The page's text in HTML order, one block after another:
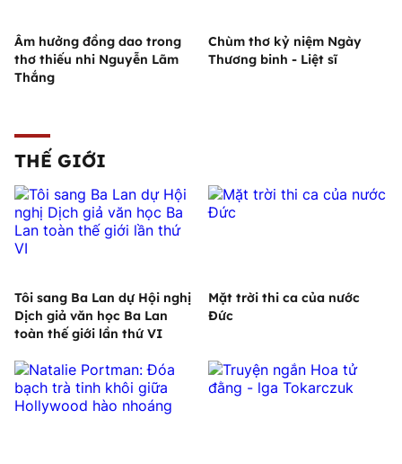
Âm hưởng đồng dao trong
thơ thiếu nhi Nguyễn Lãm
Thắng
Chùm thơ kỷ niệm Ngày
Thương binh - Liệt sĩ
THẾ GIỚI
Tôi sang Ba Lan dự Hội nghị
Dịch giả văn học Ba Lan
toàn thế giới lần thứ VI
Mặt trời thi ca của nước
Đức